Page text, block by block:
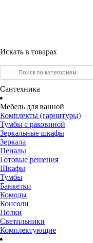
Искать в товарах
Сантехника
Мебель для ванной
Комплекты (гарнитуры)
Тумбы с раковиной
Зеркальные шкафы
Зеркала
Пеналы
Готовые решения
Шкафы
Тумбы
Банкетки
Комоды
Консоли
Полки
Светильники
Комплектующие